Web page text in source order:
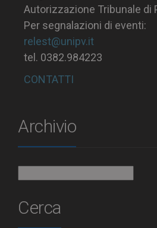
Autorizzazione Tribunale di
Per segnalazioni di eventi:
relest@unipv.it
tel. 0382.984223
CONTATTI
Archivio
Cerca